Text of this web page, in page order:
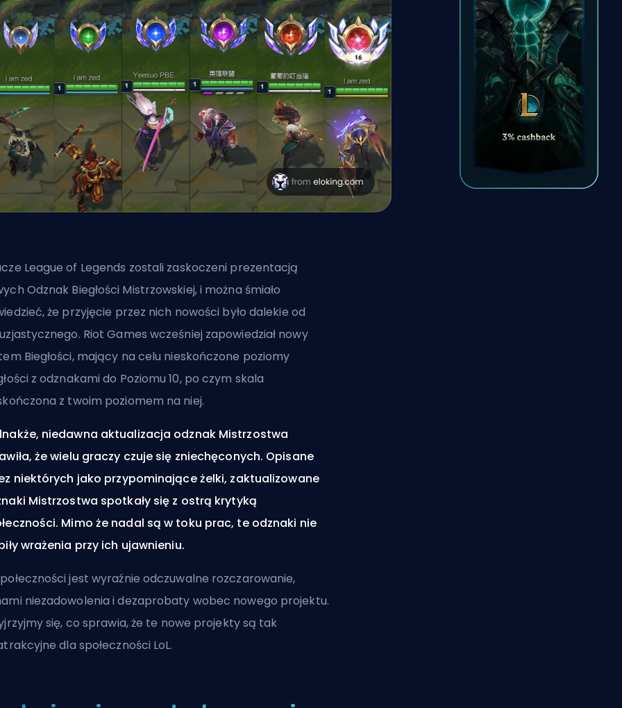
League of Legends zostali zaskoczeni prezentacją
Odznak Biegłości Mistrzowskiej, i można śmiało
że przyjęcie przez nich nowości było dalekie od
Riot Games wcześniej zapowiedział nowy
Biegłości, mający na celu nieskończone poziomy
z odznakami do Poziomu 10, po czym skala
z twoim poziomem na niej.
niedawna aktualizacja odznak Mistrzostwa
że wielu graczy czuje się zniechęconych. Opisane
niektórych jako przypominające żelki, zaktualizowane
Mistrzostwa spotkały się z ostrą krytyką
Mimo że nadal są w toku prac, te odznaki nie
wrażenia przy ich ujawnieniu.
jest wyraźnie odczuwalne rozczarowanie,
niezadowolenia i dezaprobaty wobec nowego projektu.
się, co sprawia, że te nowe projekty są tak
dla społeczności LoL.